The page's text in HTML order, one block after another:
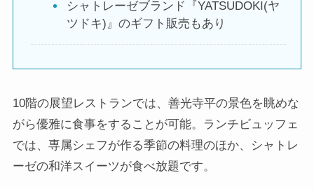
シャトレーゼブランド『YATSUDOKI(ヤ
ツドキ)』のギフト販売もあり
10階の展望レストランでは、善光寺平の景色を眺めな
がら優雅に食事をすることが可能。ランチビュッフェ
では、専属シェフが作る季節の料理のほか、シャトレ
ーゼの和洋スイーツが食べ放題です。